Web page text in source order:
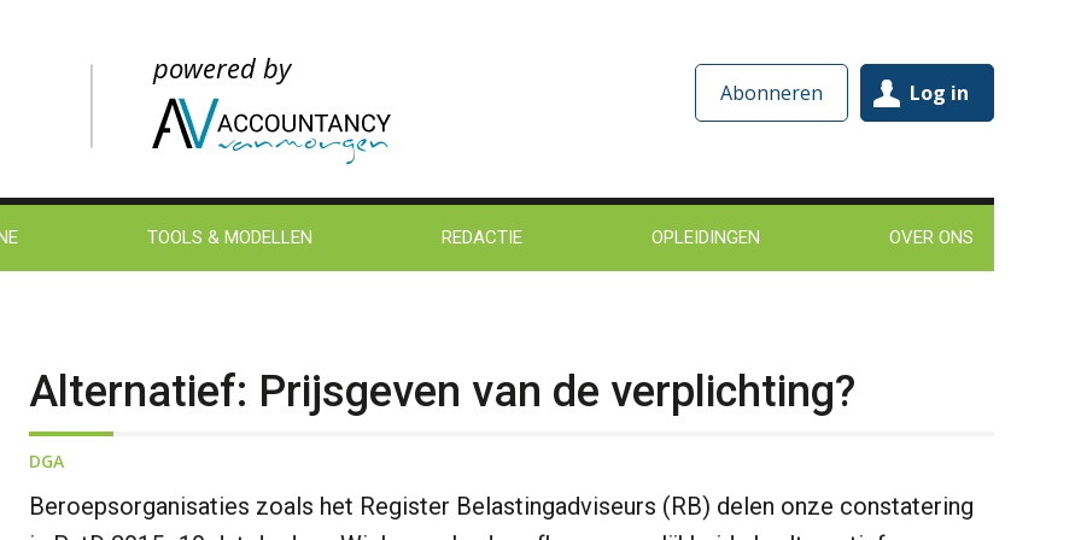
Abonneren Log in
TOOLS & MODELLEN REDACTIE OPLEIDINGEN OVER ONS
Alternatief: Prijsgeven van de verplichting?
DGA
Beroepsorganisaties zoals het Register Belastingadviseurs (RB) delen onze constatering